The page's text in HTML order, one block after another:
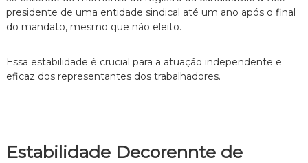
presidente de uma entidade sindical até um ano após o final
do mandato, mesmo que não eleito.
Essa estabilidade é crucial para a atuação independente e
eficaz dos representantes dos trabalhadores.
Estabilidade Decorennte de